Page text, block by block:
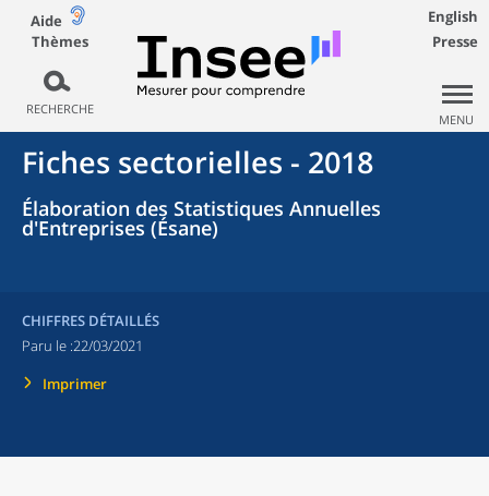
Aide
Thèmes
RECHERCHE
English
Presse
MENU
Fiches sectorielles - 2018
Élaboration des Statistiques Annuelles
d'Entreprises (Ésane)
CHIFFRES DÉTAILLÉS
Paru le :22/03/2021
Imprimer